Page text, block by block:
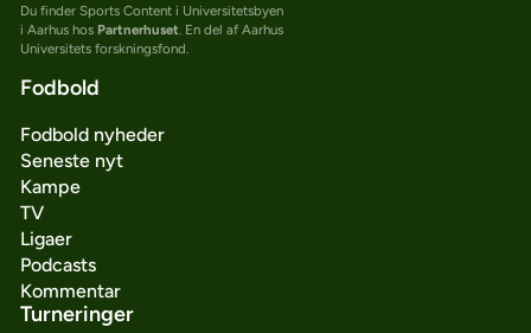
Du finder Sports Content i Universitetsbyen
i Aarhus hos Partnerhuset. En del af Aarhus
Universitets forskningsfond.
Fodbold
Fodbold nyheder
Seneste nyt
Kampe
TV
Ligaer
Podcasts
Kommentar
Turneringer